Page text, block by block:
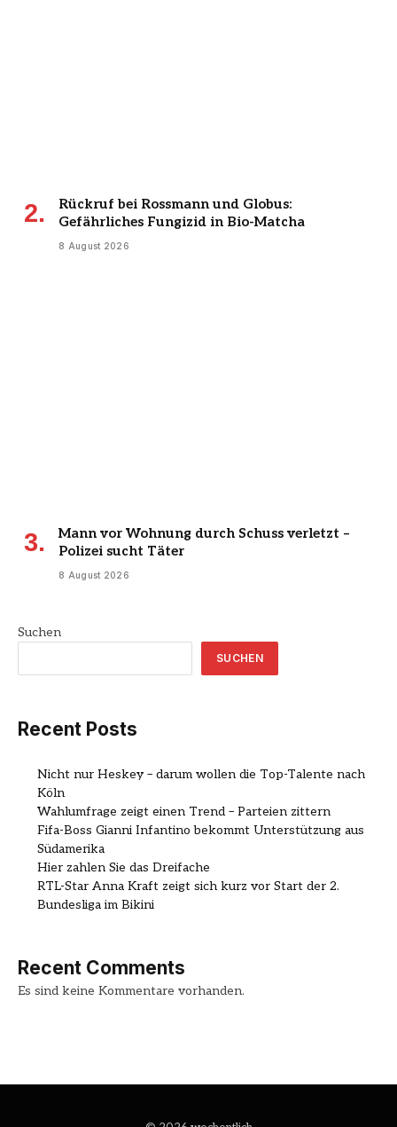
Rückruf bei Rossmann und Globus:
Gefährliches Fungizid in Bio-Matcha
8 August 2026
Mann vor Wohnung durch Schuss verletzt –
Polizei sucht Täter
8 August 2026
Suchen
SUCHEN
Recent Posts
Nicht nur Heskey – darum wollen die Top-Talente nach
Köln
Wahlumfrage zeigt einen Trend – Parteien zittern
Fifa-Boss Gianni Infantino bekommt Unterstützung aus
Südamerika
Hier zahlen Sie das Dreifache
RTL-Star Anna Kraft zeigt sich kurz vor Start der 2.
Bundesliga im Bikini
Recent Comments
Es sind keine Kommentare vorhanden.